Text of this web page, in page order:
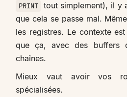
PRINT
tout simplement), il y
que cela se passe mal.
les registres. Le contexte
que ça, avec des buffers
chaînes.
Mieux vaut avoir vos
spécialisées.